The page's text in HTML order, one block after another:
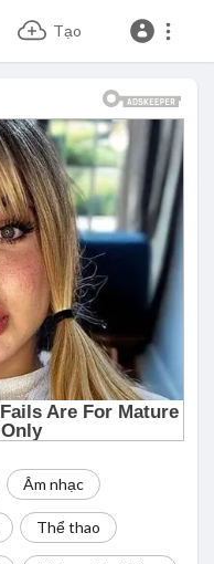
Tạo
Âm nhạc
Thể thao